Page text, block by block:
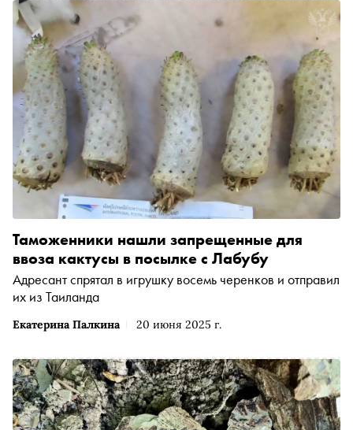
Екатерина Палкина 20 июня 2025 г.
Таможенники нашли запрещенные для
ввоза кактусы в посылке с Лабубу
Адресант спрятал в игрушку восемь черенков и отправил
их из Таиланда